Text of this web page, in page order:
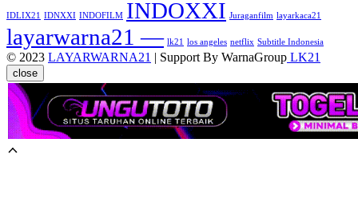
IDLIX21 IDNXXI INDOFILM INDOXXI Juraganfilm layarkaca21
layarwarna21 — lk21 los angeles netflix Subtitle Indonesia
© 2023 LAYARWARNA21 | Support By WarnaGroup LK21
close